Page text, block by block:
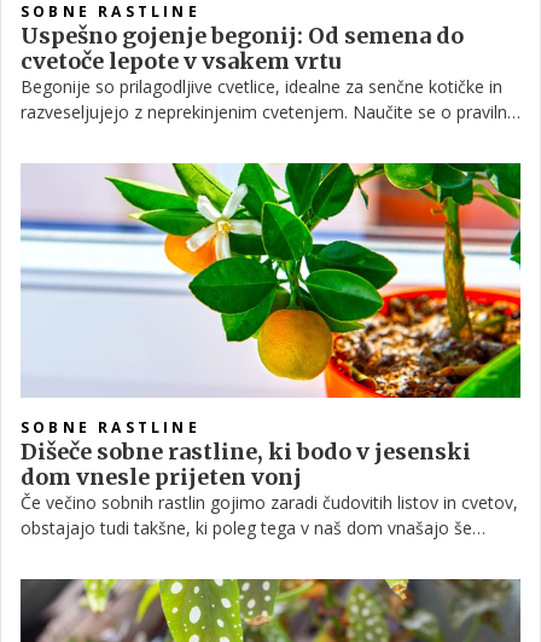
SOBNE RASTLINE
Uspešno gojenje begonij: Od semena do
cvetoče lepote v vsakem vrtu
Begonije so prilagodljive cvetlice, idealne za senčne kotičke in
razveseljujejo z neprekinjenim cvetenjem. Naučite se o pravilni
odstranjevanja cvetov, da boste uživali v bujnem cvetenju do
prvih zmrzali.
SOBNE RASTLINE
Dišeče sobne rastline, ki bodo v jesenski
dom vnesle prijeten vonj
Če večino sobnih rastlin gojimo zaradi čudovitih listov in cvetov,
obstajajo tudi takšne, ki poleg tega v naš dom vnašajo še
primeren čas, da svoje stanovanje napolnimo z vonjem po
cimetu, vaniliji, pomaranči – ali pa po kakšni zares dišeči sobni
rastlini.